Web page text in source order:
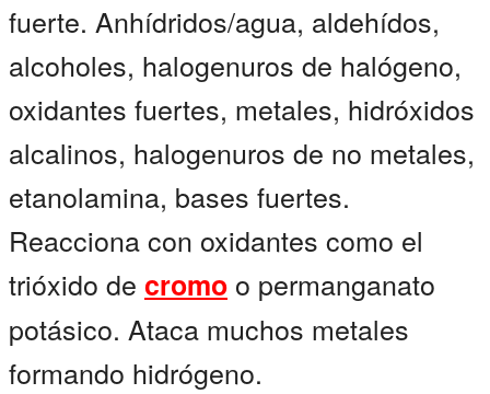
fuerte. Anhídridos/agua, aldehídos,
alcoholes, halogenuros de halógeno,
oxidantes fuertes, metales, hidróxidos
alcalinos, halogenuros de no metales,
etanolamina, bases fuertes.
Reacciona con oxidantes como el
trióxido de cromo o permanganato
potásico. Ataca muchos metales
formando hidrógeno.